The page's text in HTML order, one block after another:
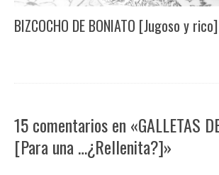
BIZCOCHO DE BONIATO [Jugoso y rico]
15 comentarios en «GALLETAS
[Para una …¿Rellenita?]»